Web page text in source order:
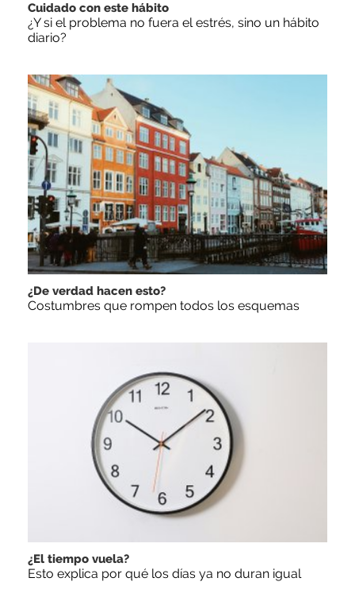
Cuidado con este hábito
¿Y si el problema no fuera el estrés, sino un hábito
diario?
¿De verdad hacen esto?
Costumbres que rompen todos los esquemas
¿El tiempo vuela?
Esto explica por qué los días ya no duran igual